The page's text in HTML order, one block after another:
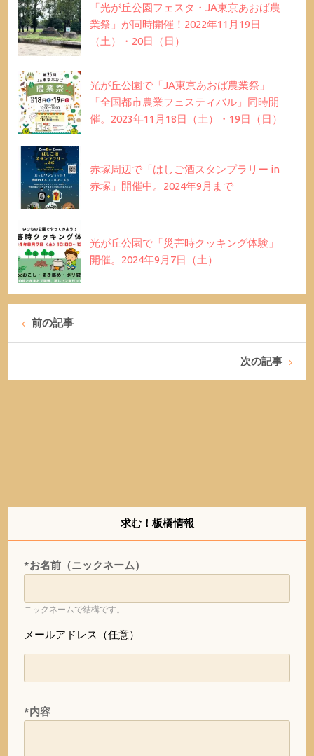
「光が丘公園フェスタ・JA東京あおば農
業祭」が同時開催！2022年11月19日
（土）・20日（日）
光が丘公園で「JA東京あおば農業祭」
「全国都市農業フェスティバル」同時開
催。2023年11月18日（土）・19日（日）
赤塚周辺で「はしご酒スタンプラリー in
赤塚」開催中。2024年9月まで
光が丘公園で「災害時クッキング体験」
開催。2024年9月7日（土）
前の記事
次の記事
求む！板橋情報
*お名前（ニックネーム）
ニックネームで結構です。
メールアドレス（任意）
*内容